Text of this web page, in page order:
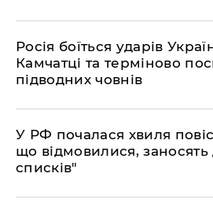
​Росія боїться ударів
Камчатці та терміново
підводних човнів
​У РФ почалася хвиля
що відмовилися,
списків"